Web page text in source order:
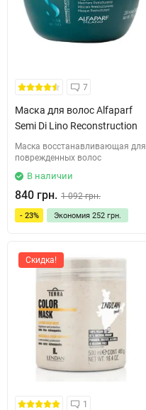
7
Маска для волос Alfaparf
Semi Di Lino Reconstruction
Маска восстанавливающая для
поврежденных волос
В наличии
840 грн. 1 092 грн.
- 23% Экономия 252 грн.
Скидка!
1